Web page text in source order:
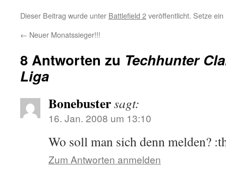
Dieser Beitrag wurde unter Battlefield 2veröffentlicht. Setze
← Neuer Monatssieger!!!
8 Antworten zu Techhunter
Liga
Bonebustersagt:
16. Jan. 2008 um 13:10
Wo soll man sich denn melden?
Zum Antworten anmelden